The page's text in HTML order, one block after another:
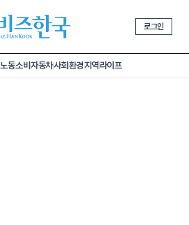
로그인
노동소비 자동차사회환경지역라이프